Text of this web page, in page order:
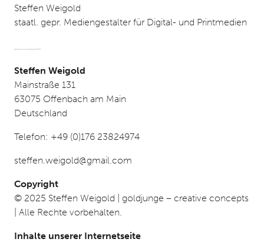
Steffen Weigold
staatl. gepr. Mediengestalter für Digital- und Printmedien
Steffen Weigold
Mainstraße 131
63075 Offenbach am Main
Deutschland
Telefon: +49 (0)176 23824974
steffen.weigold@gmail.com
Copyright
© 2025 Steffen Weigold | goldjunge – creative concepts
| Alle Rechte vorbehalten.
Inhalte unserer Internetseite